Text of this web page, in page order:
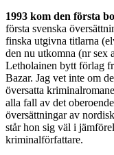
1993 kom den första
första svenska
finska utgivna titlarna
den nu utkomna (nr sex
Letholainen bytt förlag
Bazar. Jag vet inte om
översatta
alla fall av det
översättningar av
står hon sig väl i
kriminalförfattare.